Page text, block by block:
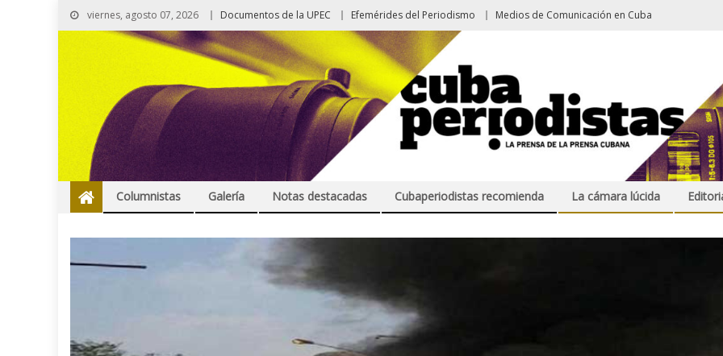
viernes, agosto 07, 2026 Documentos de la UPEC Efemérides del Periodismo Medios de Comunicación en Cuba
Columnistas Galería Notas destacadas Cubaperiodistas recomienda La cámara lúcida